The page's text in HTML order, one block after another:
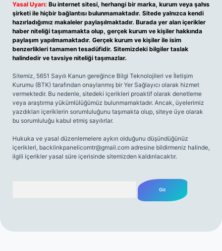
Yasal Uyarı: Bu internet sitesi, herhangi bir marka, kurum veya şahıs
şirketi ile hiçbir bağlantısı bulunmamaktadır. Sitede yalnızca kendi
hazırladığımız makaleler paylaşılmaktadır. Burada yer alan içerikler
haber niteliği taşımamakta olup, gerçek kurum ve kişiler hakkında
paylaşım yapılmamaktadır. Gerçek kurum ve kişiler ile isim
benzerlikleri tamamen tesadüfidir. Sitemizdeki bilgiler taslak
halindedir ve tavsiye niteliği taşımazlar.
Sitemiz, 5651 Sayılı Kanun gereğince Bilgi Teknolojileri ve İletişim
Kurumu (BTK) tarafından onaylanmış bir Yer Sağlayıcı olarak hizmet
vermektedir. Bu nedenle, sitedeki içerikleri proaktif olarak denetleme
veya araştırma yükümlülüğümüz bulunmamaktadır. Ancak, üyelerimiz
yazdıkları içeriklerin sorumluluğunu taşımakta olup, siteye üye olarak
bu sorumluluğu kabul etmiş sayılırlar.
Hukuka ve yasal düzenlemelere aykırı olduğunu düşündüğünüz
içerikleri, backlinkpanelicomtr@gmail.com adresine bildirmeniz halinde,
ilgili içerikler yasal süre içerisinde sitemizden kaldırılacaktır.